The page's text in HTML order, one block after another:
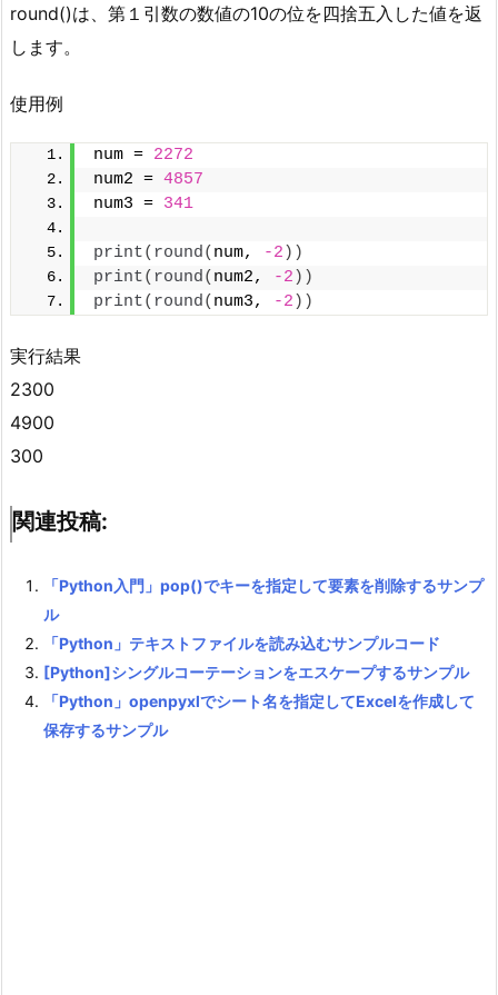
round()は、第１引数の数値の10の位を四捨五入した値を返
します。
使用例
num = 2272
num2 = 4857
num3 = 341
print( round( num, -2 ))
print( round( num2, -2 ))
print( round( num3, -2 ))
実行結果
2300
4900
300
関連投稿:
「Python入門」pop()でキーを指定して要素を削除するサンプ
ル
「Python」テキストファイルを読み込むサンプルコード
[Python]シングルコーテーションをエスケープするサンプル
「Python」openpyxlでシート名を指定してExcelを作成して
保存するサンプル